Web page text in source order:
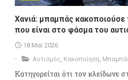
Χανιά: μπαμπάς κακοποιούσε
που είναι στο φάσμα του
18 Μαϊ 2026
Αυτισμός, Κακοποίηση,
Κατηγορείται ότι τον κλείδωνε